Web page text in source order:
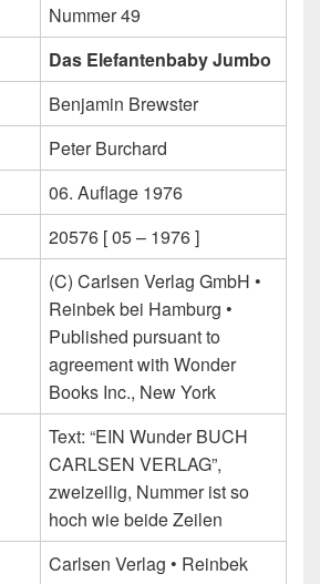
Nummer 49
Das Elefantenbaby Jumbo
Benjamin Brewster
Peter Burchard
06. Auflage 1976
20576 [ 05 – 1976 ]
(C) Carlsen Verlag GmbH •
Reinbek bei Hamburg •
Published pursuant to
agreement with Wonder
Books Inc., New York
Text: “EIN Wunder BUCH
CARLSEN VERLAG”,
zweizeilig, Nummer ist so
hoch wie beide Zeilen
Carlsen Verlag • Reinbek